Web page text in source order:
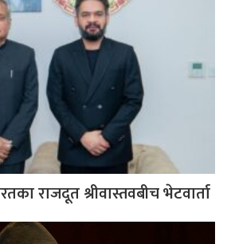
राजदूत श्रीवास्तवबीच भेटवार्ता